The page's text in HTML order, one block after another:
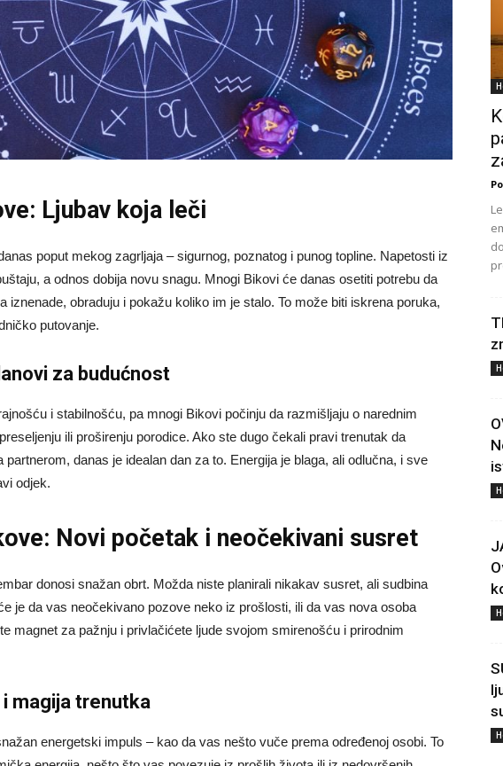
Ljubav koja leči
poput mekog zagrljaja – sigurnog, poznatog i punog topline. Napetosti iz
a odnos dobija novu snagu. Mnogi Bikovi će danas osetiti potrebu da
iznenade, obraduju i pokažu koliko im je stalo. To može biti iskrena poruka,
putovanje.
za budućnost
i stabilnošću, pa mnogi Bikovi počinju da razmišljaju o narednim
ili proširenju porodice. Ako ste dugo čekali pravi trenutak da
danas je idealan dan za to. Energija je blaga, ali odlučna, i sve
odjek.
Novi početak i neočekivani susret
donosi snažan obrt. Možda niste planirali nikakav susret, ali sudbina
je da vas neočekivano pozove neko iz prošlosti, ili da vas nova osoba
magnet za pažnju i privlačićete ljude svojom smirenošću i prirodnim
magija trenutka
energetski impuls – kao da vas nešto vuče prema određenoj osobi. To